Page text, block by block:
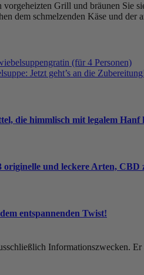
vorgeheizten Grill und bräunen Sie
dem schmelzenden Käse und der
(für 4 Personen)
Jetzt geht’s an die
die himmlisch mit legalem Hanf
originelle und leckere Arten, CBD
entspannenden Twist!
Informationszwecken.